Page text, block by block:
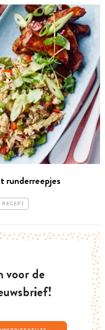
runderreepjes
voor de